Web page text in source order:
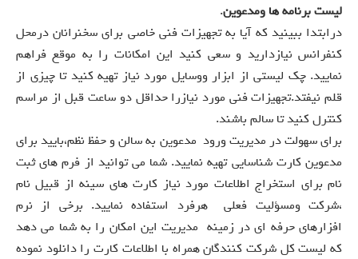
لیست برنامه ها ومدعوین.
درابتدا ببینید که آیا به تجهیزات فنی خاصی برای سخنرانان درمحل
کنفرانس نیازدارید و سعی کنید این امکانات را به موقع فراهم
نمایید. چک لیستی از ابزار ووسایل مورد نیاز تهیه کنید تا چیزی از
قلم نیفتد.تجهیزات فنی مورد نیازرا حداقل دو ساعت قبل از مراسم
کنترل کنید تا سالم باشند.
برای سهولت در مدیریت ورود مدعوین به سالن و حفظ نظم،بایید برای
مدعوین کارت شناسایی تهیه نمایید. شما می توانید از فرم های ثبت
نام برای استخراج اطلاعات مورد نیاز کارت های سینه از قبیل نام
،شرکت ومسؤلیت فعلی هرفرد استفاده نمایید. برخی از نرم
افزارهای حرفه ای در زمینه مدیریت این امکان را به شما می دهد
که لیست کل شرکت کنندگان همراه با اطلاعات کارت را دانلود نموده